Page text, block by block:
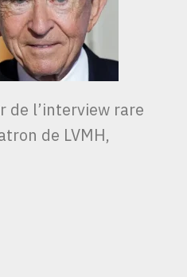
de l’interview rare
de LVMH,